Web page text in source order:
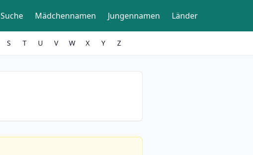
Suche Mädchennamen Jungennamen Länder
S T U V W X Y Z